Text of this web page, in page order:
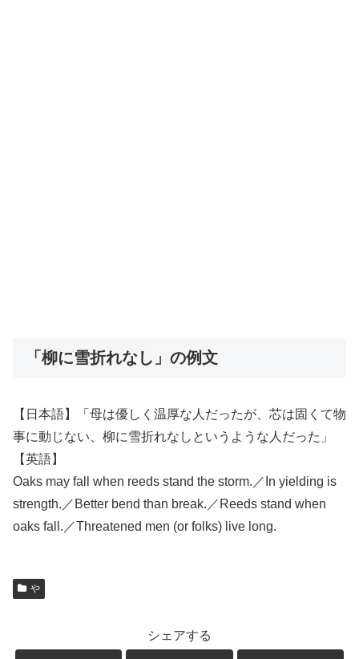
「柳に雪折れなし」の例文
【日本語】「母は優しく温厚な人だったが、芯は固くて物
事に動じない、柳に雪折れなしというような人だった」
【英語】
Oaks may fall when reeds stand the storm.／In yielding is
strength.／Better bend than break.／Reeds stand when
oaks fall.／Threatened men (or folks) live long.
や
シェアする